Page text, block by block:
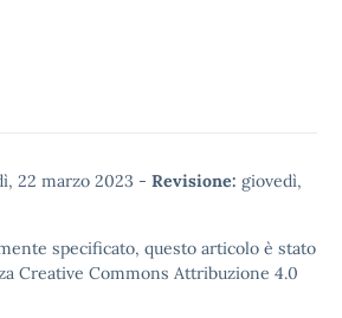
22 marzo 2023 - Revisione: giovedì,
specificato, questo articolo è stato
Creative Commons Attribuzione 4.0